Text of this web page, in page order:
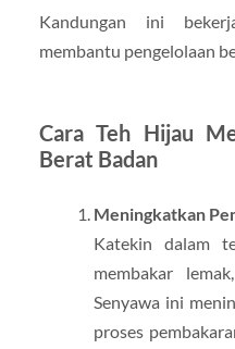
Kandungan ini
membantu pengelolaan
Cara Teh Hijau
Berat Badan
Meningkatkan
Katekin dalam
membakar
Senyawa ini
proses